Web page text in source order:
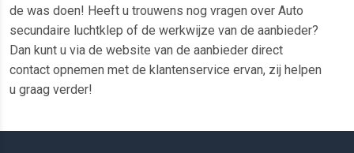
de was doen! Heeft u trouwens nog vragen over Auto
secundaire luchtklep of de werkwijze van de aanbieder?
Dan kunt u via de website van de aanbieder direct
contact opnemen met de klantenservice ervan, zij helpen
u graag verder!